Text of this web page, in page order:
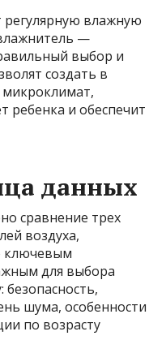
влажную
—
выбор и
создать в
ребенка и обеспечит
данных
сравнение трех
воздуха,
ключевым
для выбора
шума, особенности
по возрасту